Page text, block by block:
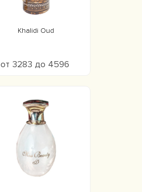
Khalidi Oud
от 3283 до 4596